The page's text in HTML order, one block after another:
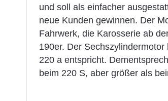
und soll als einfacher
neue Kunden gewinnen. Der
Fahrwerk, die Karosserie ab
190er. Der
220 a entspricht.
beim 220 S, aber größer als